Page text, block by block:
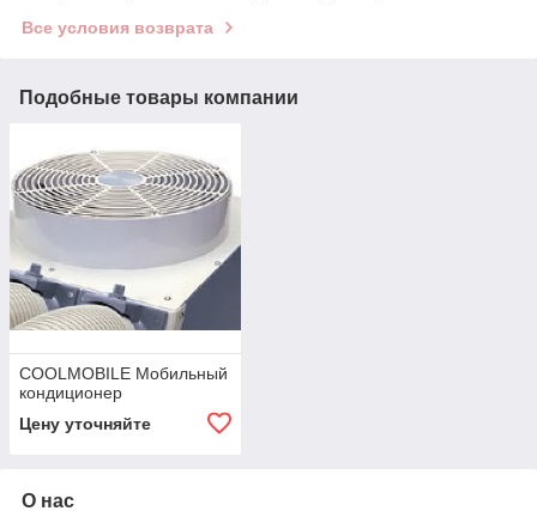
Все условия возврата
Подобные товары компании
COOLMOBILE Мобильный
кондиционер
Цену уточняйте
О нас